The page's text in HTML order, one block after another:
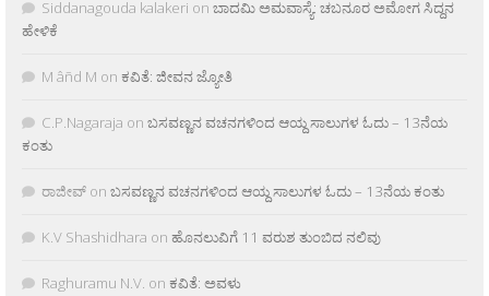
Siddanagouda kalakeri on ಬಾದಮಿ ಅಮವಾಸ್ಯೆ: ಚಬನೂರ ಅಮೋಗ ಸಿದ್ದನ
ಹೇಳಿಕೆ
M âñd M on ಕವಿತೆ: ಜೀವನ ಜ್ಯೋತಿ
C.P.Nagaraja on ಬಸವಣ್ಣನ ವಚನಗಳಿಂದ ಆಯ್ದ ಸಾಲುಗಳ ಓದು – 13ನೆಯ
ಕಂತು
ರಾಜೀವ್ on ಬಸವಣ್ಣನ ವಚನಗಳಿಂದ ಆಯ್ದ ಸಾಲುಗಳ ಓದು – 13ನೆಯ ಕಂತು
K.V Shashidhara on ಹೊನಲುವಿಗೆ 11 ವರುಶ ತುಂಬಿದ ನಲಿವು
Raghuramu N.V. on ಕವಿತೆ: ಅವಳು